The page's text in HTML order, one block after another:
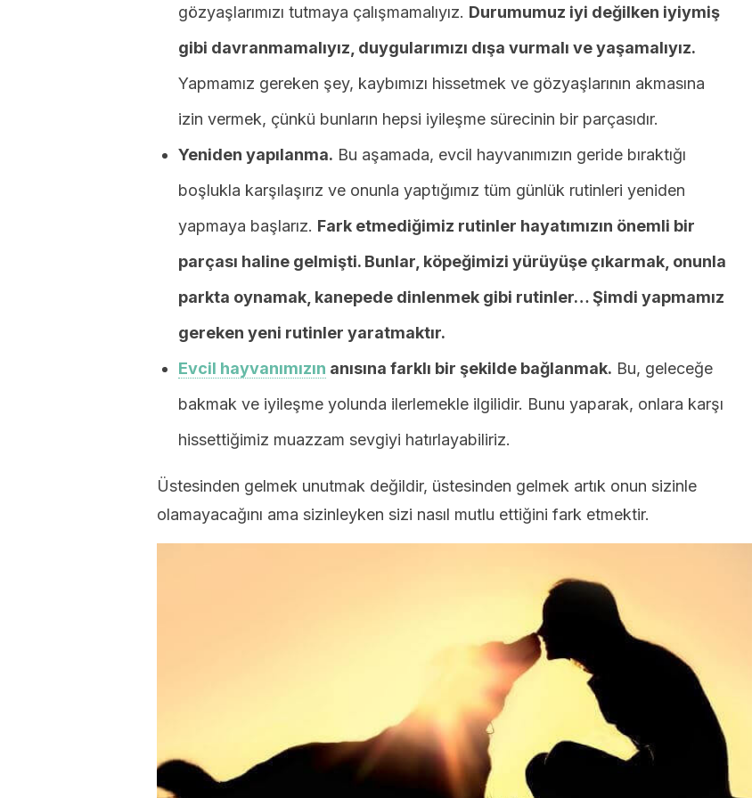
gözyaşlarımızı tutmaya çalışmamalıyız. Durumumuz iyi değilken iyiymiş
gibi davranmamalıyız, duygularımızı dışa vurmalı ve yaşamalıyız.
Yapmamız gereken şey, kaybımızı hissetmek ve gözyaşlarının akmasına
izin vermek, çünkü bunların hepsi iyileşme sürecinin bir parçasıdır.
Yeniden yapılanma. Bu aşamada, evcil hayvanımızın geride bıraktığı
boşlukla karşılaşırız ve onunla yaptığımız tüm günlük rutinleri yeniden
yapmaya başlarız. Fark etmediğimiz rutinler hayatımızın önemli bir
parçası haline gelmişti. Bunlar, köpeğimizi yürüyüşe çıkarmak, onunla
parkta oynamak, kanepede dinlenmek gibi rutinler… Şimdi yapmamız
gereken yeni rutinler yaratmaktır.
Evcil hayvanımızın anısına farklı bir şekilde bağlanmak. Bu, geleceğe
bakmak ve iyileşme yolunda ilerlemekle ilgilidir. Bunu yaparak, onlara karşı
hissettiğimiz muazzam sevgiyi hatırlayabiliriz.
Üstesinden gelmek unutmak değildir, üstesinden gelmek artık onun sizinle
olamayacağını ama sizinleyken sizi nasıl mutlu ettiğini fark etmektir.